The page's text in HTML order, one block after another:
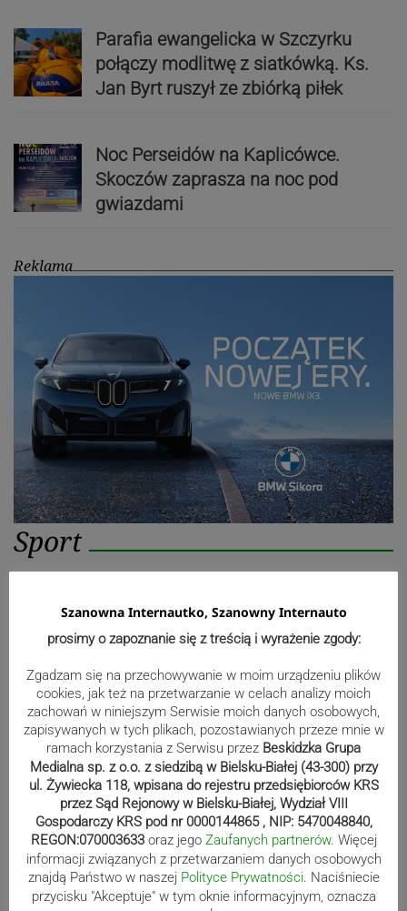
Parafia ewangelicka w Szczyrku
połączy modlitwę z siatkówką. Ks.
Jan Byrt ruszył ze zbiórką piłek
Noc Perseidów na Kaplicówce.
Skoczów zaprasza na noc pod
gwiazdami
Reklama
Sport
remis. Podbeskidzie – Lechia 2:2 |
ZDJĘCIA
Biało-zieloni nadal niepokonani.
Rekord – Stal 3:1 | ZDJĘCIA
Mistrzowie świata z MCK Żywiec!
ZDJĘCIA
Szanowna Internautko, Szanowny Internauto
prosimy o zapoznanie się z treścią i wyrażenie zgody:
Zgadzam się na przechowywanie w moim urządzeniu plików
cookies, jak też na przetwarzanie w celach analizy moich
zachowań w niniejszym Serwisie moich danych osobowych,
zapisywanych w tych plikach, pozostawianych przeze mnie w
ramach korzystania z Serwisu przez Beskidzka Grupa
Medialna sp. z o.o. z siedzibą w Bielsku-Białej (43-300) przy
ul. Żywiecka 118, wpisana do rejestru przedsiębiorców KRS
przez Sąd Rejonowy w Bielsku-Białej, Wydział VIII
Gospodarczy KRS pod nr 0000144865 , NIP: 5470048840,
REGON:070003633 oraz jego Zaufanych partnerów. Więcej
informacji związanych z przetwarzaniem danych osobowych
znajdą Państwo w naszej Polityce Prywatności. Naciśniecie
przycisku "Akceptuje" w tym oknie informacyjnym, oznacza